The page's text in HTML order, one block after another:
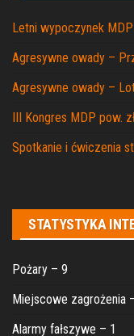
Letni wypoczynek
Agresywne owady –
Agresywne owady –
III Kongres MDP pow.
Spotkanie i ćwiczenia
STATYSTYKA
Pożary – 9
Miejscowe zagrożenia
Alarmy fałszywe – 1